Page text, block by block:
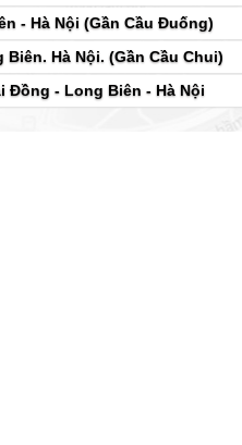
- Hà Nội (Gần Cầu Đuống)
Hà Nội. (Gần Cầu Chui)
Đồng - Long Biên - Hà Nội